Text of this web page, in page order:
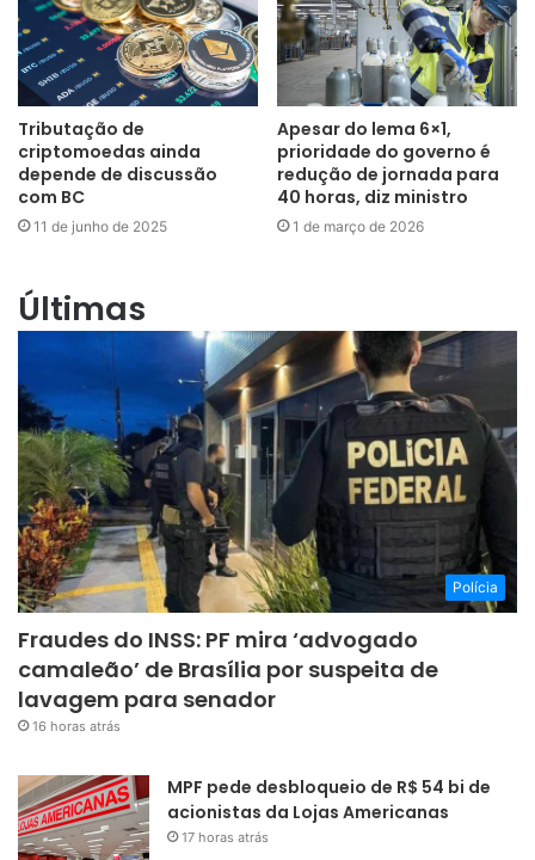
Tributação de
criptomoedas ainda
depende de discussão
com BC
11 de junho de 2025
Apesar do lema 6×1,
prioridade do governo é
redução de jornada para
40 horas, diz ministro
1 de março de 2026
Últimas
Polícia
Fraudes do INSS: PF mira ‘advogado
camaleão’ de Brasília por suspeita de
lavagem para senador
16 horas atrás
MPF pede desbloqueio de R$ 54 bi de
acionistas da Lojas Americanas
17 horas atrás